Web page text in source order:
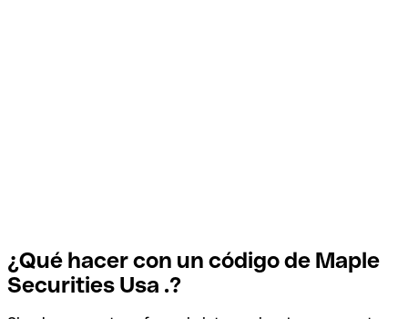
¿Qué hacer con un código de Maple
Securities Usa .?